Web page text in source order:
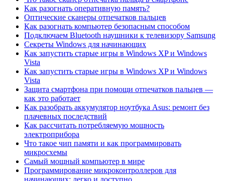
Как разогнать оперативную память?
Оптические сканеры отпечатков пальцев
Как разогнать компьютер безопасным способом
Подключаем Bluetooth наушники к телевизору Samsung
Секреты Windows для начинающих
Как запустить старые игры в Windows XP и Windows
Vista
Как запустить старые игры в Windows XP и Windows
Vista
Защита смартфона при помощи отпечатков пальцев —
как это работает
Как разобрать аккумулятор ноутбука Asus: ремонт без
плачевных последствий
Как рассчитать потребляемую мощность
электроприбора
Что такое чип памяти и как программировать
микросхемы
Самый мощный компьютер в мире
Программирование микроконтроллеров для
начинающих: легко и доступно